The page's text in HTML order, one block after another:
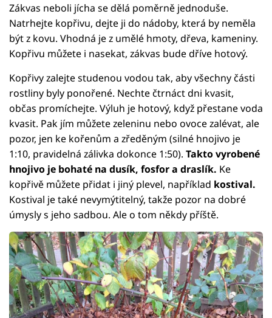
Zákvas neboli jícha se dělá poměrně jednoduše.
Natrhejte kopřivu, dejte ji do nádoby, která by neměla
být z kovu. Vhodná je z umělé hmoty, dřeva, kameniny.
Kopřivu můžete i nasekat, zákvas bude dříve hotový.
Kopřivy zalejte studenou vodou tak, aby všechny části
rostliny byly ponořené. Nechte čtrnáct dni kvasit,
občas promíchejte. Výluh je hotový, když přestane voda
kvasit. Pak jím můžete zeleninu nebo ovoce zalévat, ale
pozor, jen ke kořenům a zředěným (silné hnojivo je
1:10, pravidelná zálivka dokonce 1:50). Takto vyrobené
hnojivo je bohaté na dusík, fosfor a draslík. Ke
kopřivě můžete přidat i jiný plevel, například kostival.
Kostival je také nevymýtitelný, takže pozor na dobré
úmysly s jeho sadbou. Ale o tom někdy příště.